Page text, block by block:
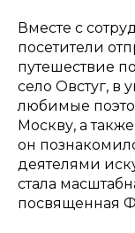
Вместе с
посетители
путешествие
село Овстуг, в
любимые
Москву, а
он
деятелями
стала
посвященная